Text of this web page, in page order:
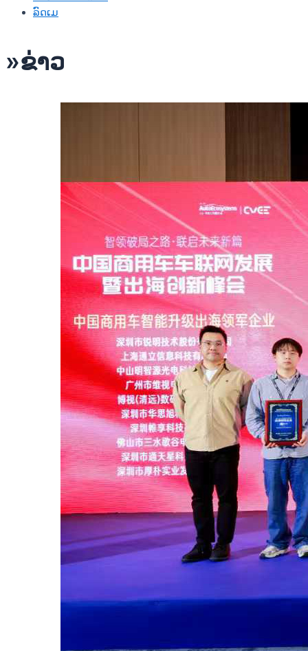
ລົດເມ
»ຂ່າວ